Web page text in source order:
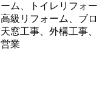
ム、トイレリフォー
級リフォーム、ブロ
窓工事、外構工事、
業